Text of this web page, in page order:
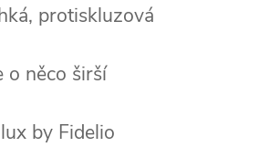
protiskluzová
o něco širší
by Fidelio